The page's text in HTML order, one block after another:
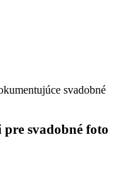
svadobné
svadobné foto